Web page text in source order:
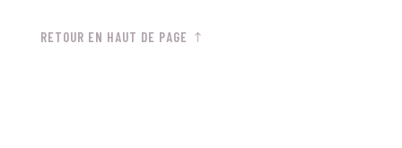
RETOUR EN HAUT DE PAGE